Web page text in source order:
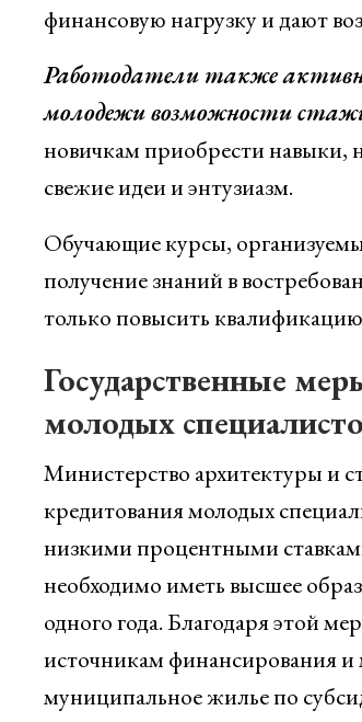
финансовую нагрузку и дают
Работодатели также
молодежи возможности
новичкам приобрести навыки,
свежие идеи и энтузиазм.
Обучающие курсы,
получение знаний в
только повысить
Государственные
молодых
Министерство архитектуры и
кредитования молодых
низкими процентными
необходимо иметь высшее
одного года. Благодаря этой
источникам финансирования и
муниципальное жилье по